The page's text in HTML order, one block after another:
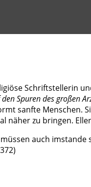
Schriftstellerin
Spuren des großen
sanfte Menschen.
zu bringen.
auch imstande